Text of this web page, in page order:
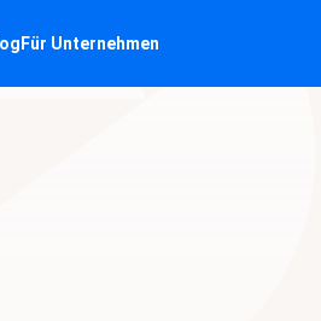
Für Unternehmen